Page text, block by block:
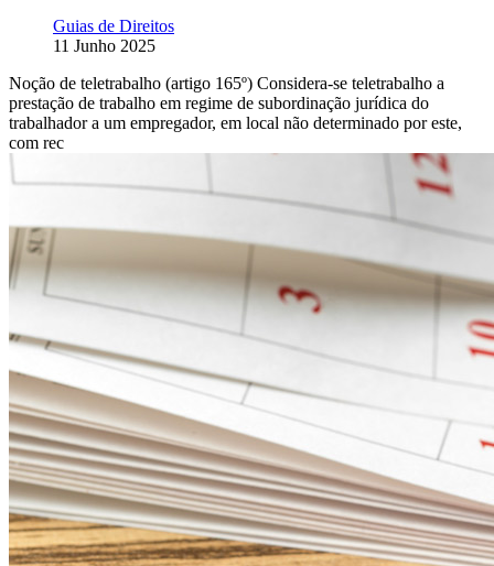
Guias de Direitos
11 Junho 2025
Noção de teletrabalho (artigo 165º) Considera-se teletrabalho a
prestação de trabalho em regime de subordinação jurídica do
trabalhador a um empregador, em local não determinado por este,
com rec